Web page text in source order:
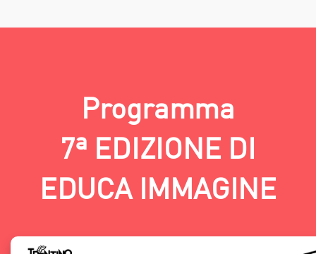
Programma
7ª EDIZIONE DI
EDUCA IMMAGINE